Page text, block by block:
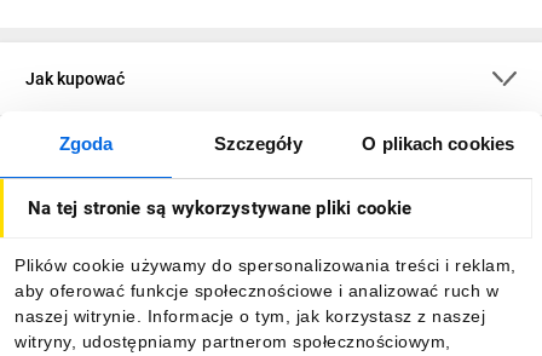
Zgoda Szczegóły O plikach cookies
Na tej stronie są wykorzystywane pliki cookie
Plików cookie używamy do spersonalizowania treści i reklam,
aby oferować funkcje społecznościowe i analizować ruch w
naszej witrynie. Informacje o tym, jak korzystasz z naszej
witryny, udostępniamy partnerom społecznościowym,
Jak kupować
O firmie
Informacje